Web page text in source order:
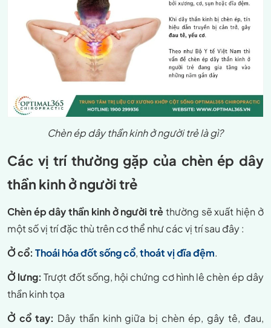
Chèn ép dây thần kinh ở người trẻ là gì?
Các vị trí thường gặp của chèn ép dây
thần kinh ở người trẻ
Chèn ép dây thần kinh ở người trẻthường sẽ xuất hiện ở
một số vị trí đặc thù trên cơ thể như các vị trí sau đây :
Ở cổ: Thoái hóa đốt sống cổ,thoát vị đĩa đệm.
Ở lưng: Trượt đốt sống, hội chứng cơ hình lê chèn ép dây
thần kinh tọa
Ở cổ tay: Dây thần kinh giữa bị chèn ép, gây tê, đau,